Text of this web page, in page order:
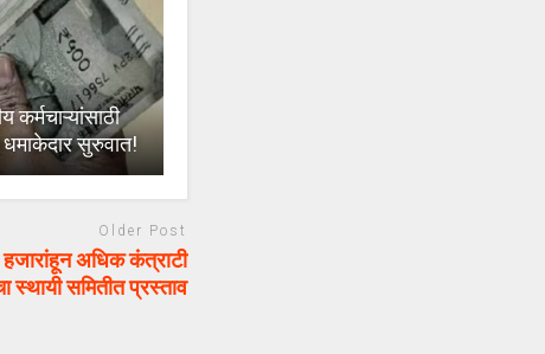
धमाकेदार सुरुवात!
Older Post
अधिक कंत्राटी
स्थायी समितीत प्रस्ताव